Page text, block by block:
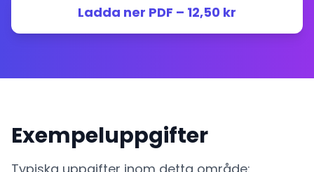
Ladda ner PDF – 12,50 kr
Exempeluppgifter